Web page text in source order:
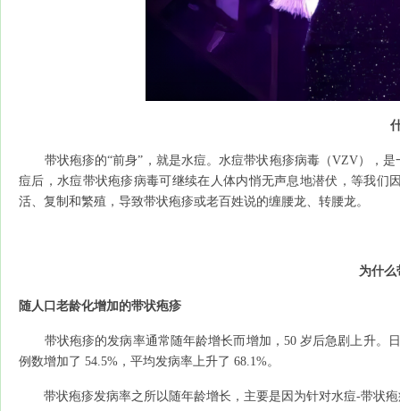
带状疱疹的“前身”，就是水痘。水痘带状疱疹病毒（VZV），是
痘后，水痘带状疱疹病毒可继续在人体内悄无声息地潜伏，等我
活、复制和繁殖，导致带状疱疹或老百姓说的缠腰龙、转腰龙。
为什么
随人口老龄化增加的带状疱疹
带状疱疹的发病率通常随年龄增长而增加，50 岁后急剧上升。
例数增加了 54.5%，平均发病率上升了 68.1%。
带状疱疹发病率之所以随年龄增长，主要是因为针对水痘-带状疱